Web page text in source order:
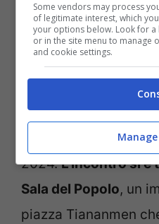
Xi aveva già
Tucidide in relazione
Uniti e Cina , fin dal
l’ha inclusa nei suoi
predecessore di
democratico Joe
2024.L’incontro si è
Sala del Popolo, un
piazza Tiananmen
Some vendors may process
of legitimate interest, which
your options below. Look for
or in the site menu to manage
and cookie settings.